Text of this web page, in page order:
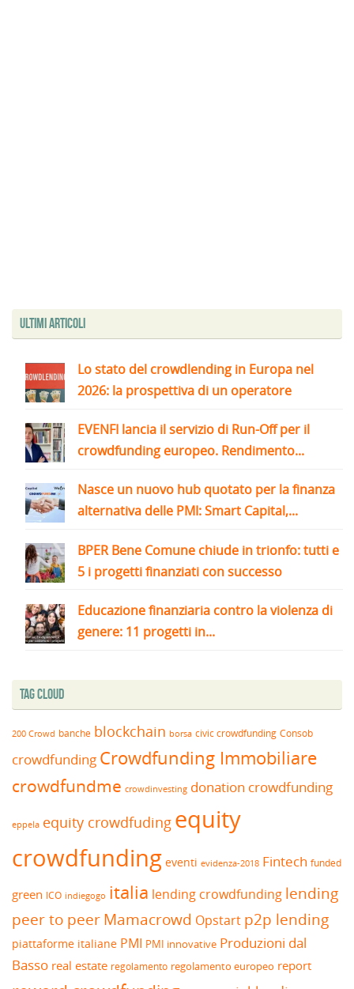
Ultimi articoli
Lo stato del crowdlending in Europa nel
2026: la prospettiva di un operatore
EVENFI lancia il servizio di Run-Off per il
crowdfunding europeo. Rendimento...
Nasce un nuovo hub quotato per la finanza
alternativa delle PMI: Smart Capital,...
BPER Bene Comune chiude in trionfo: tutti e
5 i progetti finanziati con successo
Educazione finanziaria contro la violenza di
genere: 11 progetti in...
Tag Cloud
200 Crowd banche blockchain borsa civic crowdfunding Consob
crowdfunding Crowdfunding Immobiliare
crowdfundme crowdinvesting donation crowdfunding
eppela equity crowdfuding equity
crowdfunding eventi evidenza-2018 Fintech funded
green ICO indiegogo italia lending crowdfunding lending
peer to peerMamacrowd Opstart p2p lending
piattaforme italiane PMI PMI innovative Produzioni dal
Basso real estate regolamento regolamento europeo report